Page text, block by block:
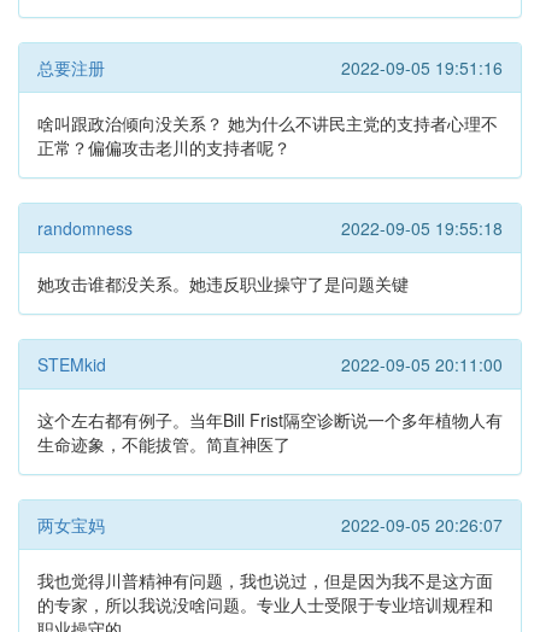
总要注册 2022-09-05 19:51:16
啥叫跟政治倾向没关系？ 她为什么不讲民主党的支持者心理不
正常？偏偏攻击老川的支持者呢？
randomness 2022-09-05 19:55:18
她攻击谁都没关系。她违反职业操守了是问题关键
STEMkid 2022-09-05 20:11:00
这个左右都有例子。当年Bill Frist隔空诊断说一个多年植物人有
生命迹象，不能拔管。简直神医了
两女宝妈 2022-09-05 20:26:07
我也觉得川普精神有问题，我也说过，但是因为我不是这方面
的专家，所以我说没啥问题。专业人士受限于专业培训规程和